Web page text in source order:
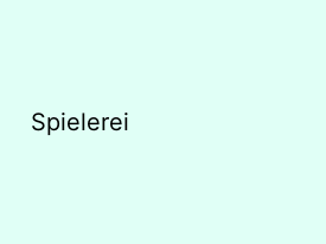
Spielerei